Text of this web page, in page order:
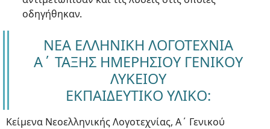
οδηγήθηκαν.
ΝΕΑ ΕΛΛΗΝΙΚΗ ΛΟΓΟΤΕΧΝΙΑ
Α΄ ΤΑΞΗΣ ΗΜΕΡΗΣΙΟΥ ΓΕΝΙΚΟΥ
ΛΥΚΕΙΟΥ
ΕΚΠΑΙΔΕΥΤΙΚΟ ΥΛΙΚΟ:
Κείμενα Νεοελληνικής Λογοτεχνίας, A΄ Γενικού